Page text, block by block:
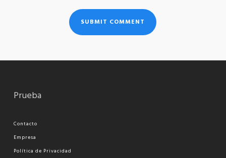
Prueba
Contacto
Empresa
Política de Privacidad